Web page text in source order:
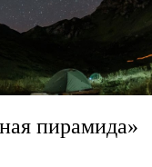
пирамида»